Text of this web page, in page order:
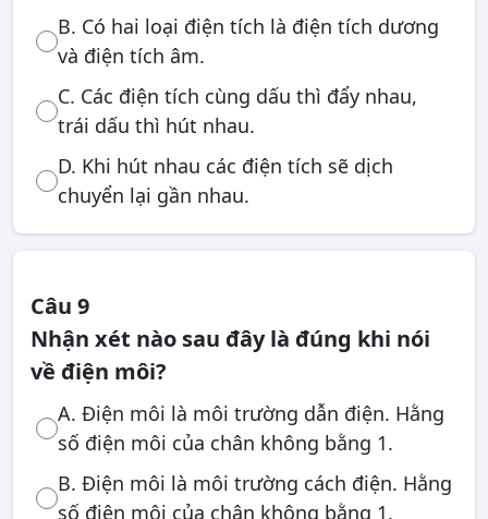
B. Có hai loại điện tích là điện tích dương
và điện tích âm.
C. Các điện tích cùng dấu thì đẩy nhau,
trái dấu thì hút nhau.
D. Khi hút nhau các điện tích sẽ dịch
chuyển lại gần nhau.
Câu 9
Nhận xét nào sau đây là đúng khi nói
về điện môi?
A. Điện môi là môi trường dẫn điện. Hằng
số điện môi của chân không bằng 1.
B. Điện môi là môi trường cách điện. Hằng
số điện môi của chân không bằng 1.